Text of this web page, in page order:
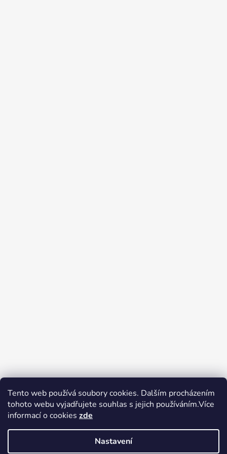
Tento web používá soubory cookies. Dalším procházením
tohoto webu vyjadřujete souhlas s jejich používáním.Více
informací o cookies zde
Nastavení
Zboží.cz Heureka.cz Voňavé dárky